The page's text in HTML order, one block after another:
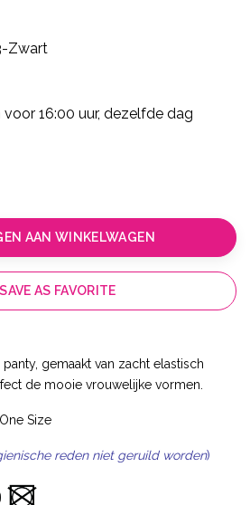
Zwart
16:00 uur, dezelfde dag
AAN WINKELWAGEN
SAVE AS FAVORITE
gemaakt van zacht elastisch
de mooie vrouwelijke vormen.
Size
reden niet geruild worden)